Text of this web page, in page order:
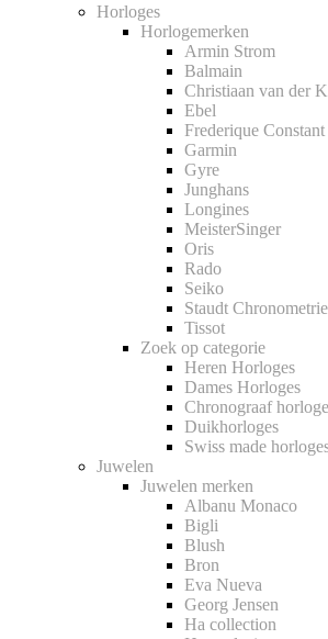
Horloges
Horlogemerken
Armin Strom
Balmain
Christiaan van der
Ebel
Frederique Constant
Garmin
Gyre
Junghans
Longines
MeisterSinger
Oris
Rado
Seiko
Staudt Chronometrie
Tissot
Zoek op categorie
Heren Horloges
Dames Horloges
Chronograaf
Duikhorloges
Swiss made
Juwelen
Juwelen merken
Albanu Monaco
Bigli
Blush
Bron
Eva Nueva
Georg Jensen
Ha collection